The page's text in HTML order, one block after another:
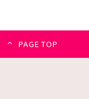
PAGE TOP